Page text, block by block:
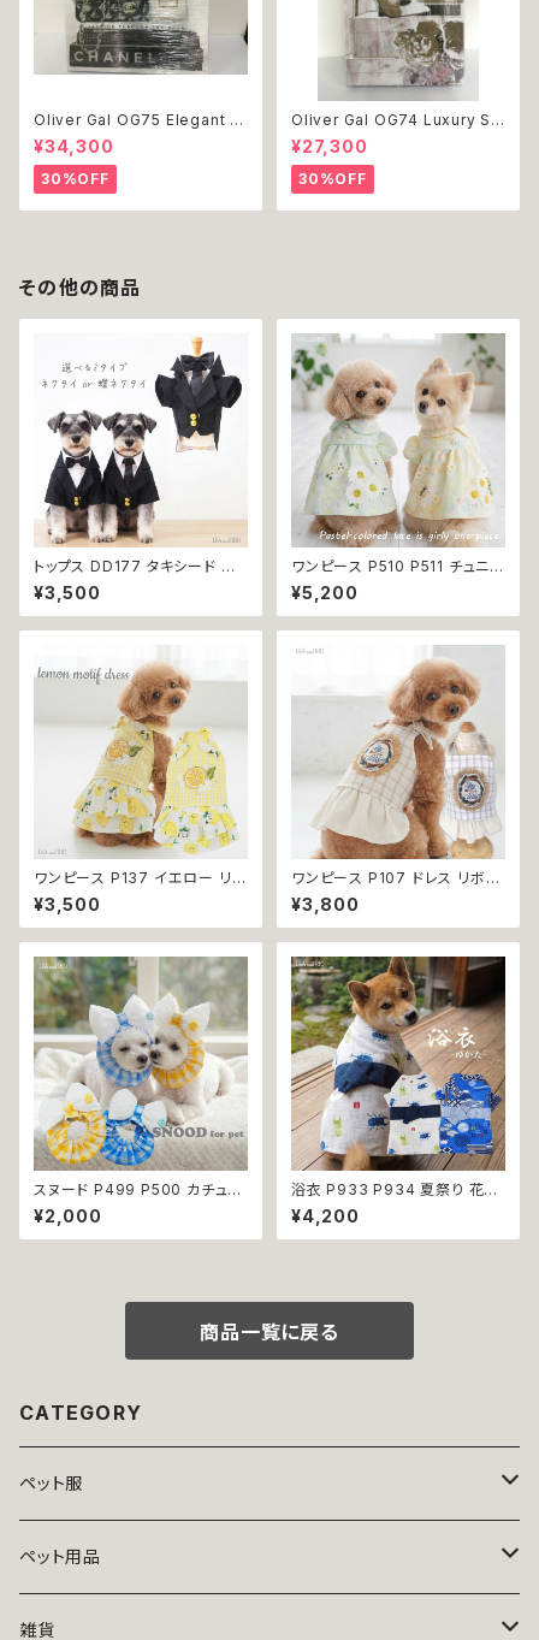
Oliver Gal OG75 Elegant E
ssentials Paris 絵 アート イ
ンテリア お祝い 贈り物 プレゼ
ント 結婚 新築 開店 周年 バー
スデイ 誕生日 ご褒美
¥34,300
30%OFF
Oliver Gal OG74 Luxury St
acked Shoes Rose Giftbo
x 絵 アート インテリア お祝い
贈り物 プレゼント 結婚 新築 開
店 周年 バースデイ 誕生日 ご褒
美
¥27,300
30%OFF
その他の商品
トップス DD177 タキシード ス
ーツ フォーマル 蝶ネクタイ ネク
タイ リボン 犬 猫 ペット 服 犬の
服 猫の服 犬服 猫服 ドッグウェ
シャツ 返品交換不可
¥3,500
ワンピース P510 P511 チュニッ
クワンピース ワンピ ハイウエス
ト ハンドメイド お揃い 犬服 猫
服 ドックウェア ドッグウエア ナ
服 犬洋服 猫洋服 洋服 女の子
小型 小型犬 おしゃれ かわいい
プレゼント ギフト 送料無料 返
¥5,200
ワンピース P137 イエロー リボ
ン 夏用 ハンドメイド 夏服 おし
ゃれ かわいい ガーリー キュート
レモン lemon 黄色 チェック フ
dog 服 ドッグウェア 犬 猫 犬服
猫服 ペット 洋服 小型犬 ワンち
ゃん 夏 サマー 返品交換不可
¥3,500
ワンピース P107 ドレス リボン
チェック ハンドメイド ナチュラル
ドッグウェア ドッグウエア dog
犬 猫 ペット 服 犬の服 猫の服
無料 返品交換不可
¥3,800
スヌード P499 P500 カチュー
シャ りぼん ブルー イエロー ド
ッグウェア ドッグ ウェア ドッグ
ウエア 犬 猫 ペット 服 犬服 か
¥2,000
浴衣 P933 P934 夏祭り 花火
大会 富士山 カブトムシ クワガ
タ 昆虫柄 和装 和柄 古風 伝統
日本 夏 ハンドメイド ドッグウエ
服 犬洋服 犬の洋服 洋服 おしゃ
可
¥4,200
商品一覧に戻る
CATEGORY
ペット服
トップス
ニット
ボトムス
ペット用品
ベッド
雑貨